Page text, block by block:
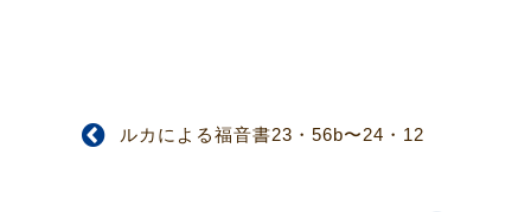
ルカによる福音書23・56b〜24・12